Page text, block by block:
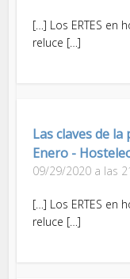
[…] Los ERTES en
reluce […]
Las claves de
Enero -
09/29/2020 a las
[…] Los ERTES en
reluce […]